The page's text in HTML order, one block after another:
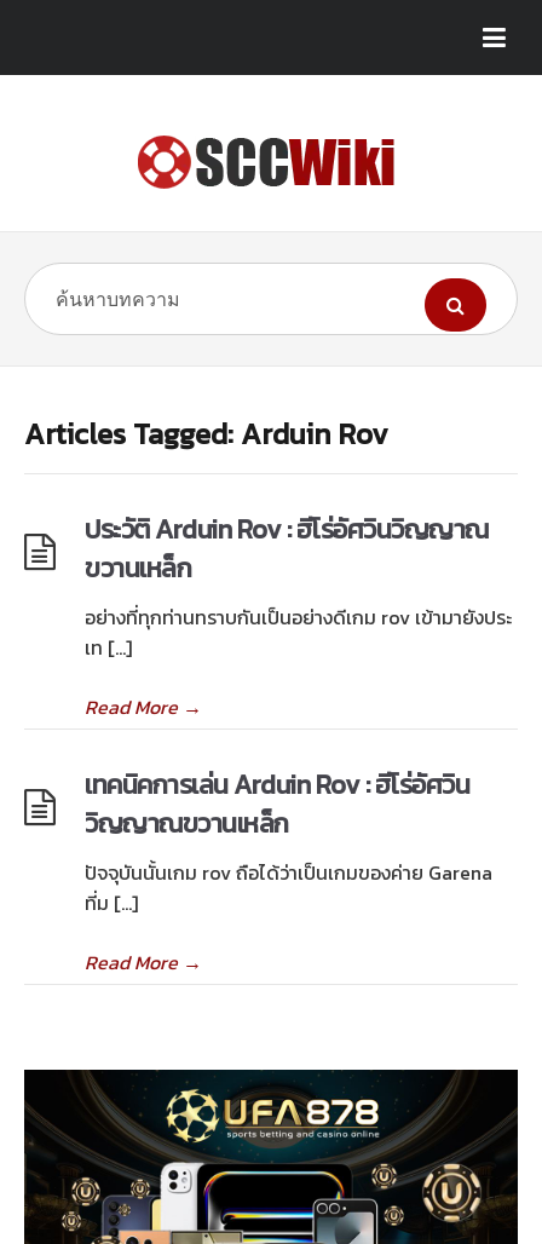
Articles Tagged: Arduin Rov
ประวัติ Arduin Rov : ฮีโร่อัศวินวิญญาณ
ขวานเหล็ก
อย่างที่ทุกท่านทราบกันเป็นอย่างดีเกม rov เข้ามายังประ
เท […]
Read More→
เทคนิคการเล่น Arduin Rov : ฮีโร่อัศวิน
วิญญาณขวานเหล็ก
ปัจจุบันนั้นเกม rov ถือได้ว่าเป็นเกมของค่าย Garena
ที่ม […]
Read More→